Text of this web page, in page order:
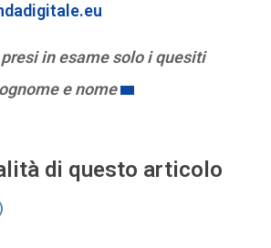
in esame solo i quesiti
e nome
di questo articolo